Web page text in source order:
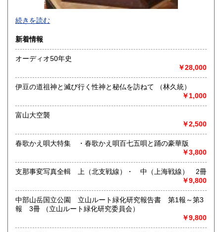
最寄駅：福野
営業時間：14時～18時
定休日：不定休
書籍の買取について
書籍全般、古道具、骨董など、古物全般の買取を致します。
持ち込み歓迎。
近県は出張買取致します。
取り扱い分野
哲学宗教、歴史、社会科学、自然科学、美術工芸、趣味、サ
続きを読む
新着情報
オーディオ50年史
￥28,000
伊豆の道祖神と滅び行く性神と秘仏を訪ねて （林久統）
￥1,000
富山大空襲
￥2,500
春歌かえ唄大特集 ・春歌かえ唄百七五唄と踊の豪華版
￥3,800
支那事変写真全輯 上（北支戦線）・ 中（上海戦線） 2冊
￥9,800
中部山岳国立公園 立山ルート緑化研究報告書 第1報～第3
報 3冊 （立山ルート緑化研究委員会）
￥9,800